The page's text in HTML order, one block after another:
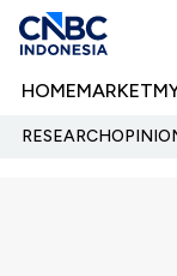
HOMEMARKET
RESEARCH